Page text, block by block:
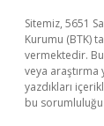
Sitemiz, 5651
Kurumu (BTK)
vermektedir.
veya
yazdıkları
bu sorumluluğu